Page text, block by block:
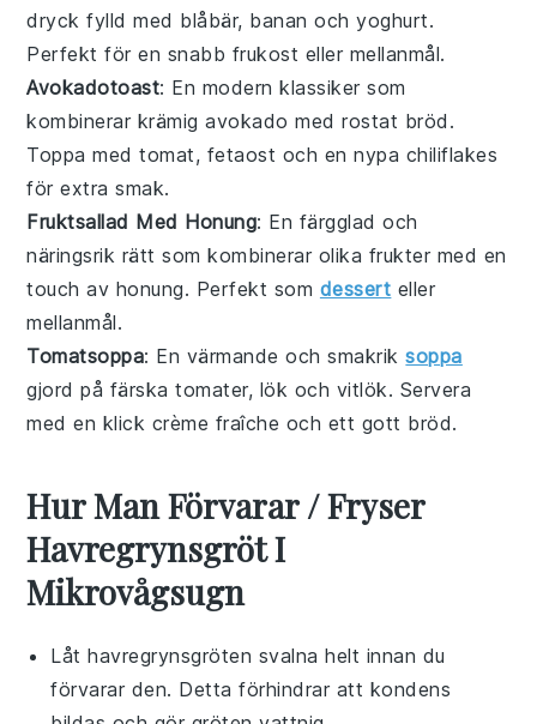
dryck fylld med blåbär, banan ochyoghurt.
Perfekt för en snabb frukost eller mellanmål.
Avokadotoast: En modern klassiker som
kombinerar krämigavokado med rostat bröd.
Toppa medtomat, fetaost och en nypa chiliflakes
för extra smak.
Fruktsallad Med Honung: En färgglad och
näringsrik rätt som kombinerar olika frukter med en
touch av honung. Perfekt som dessert eller
mellanmål.
Tomatsoppa: En värmande och smakriksoppa
gjord på färskatomater, lök och vitlök. Servera
med en klick crème fraîche och ett gott bröd.
Hur Man Förvarar / Fryser
Havregrynsgröt I
Mikrovågsugn
Låthavregrynsgröten svalna helt innan du
förvarar den. Detta förhindrar att kondens